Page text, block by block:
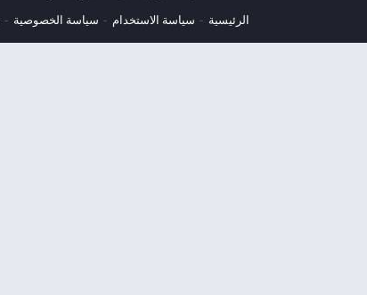
الرئيسية
سياسة الاستخدام سياسة الخصوصية